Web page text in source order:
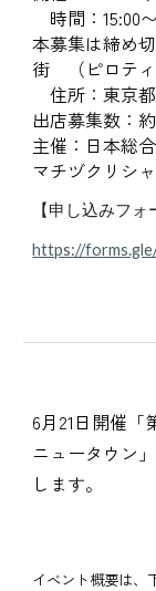
時間：15:00
本募集は締め
街 （ピロティ
住所：東京
出店募集数：
主催：日本総
マチヅクリシャ
【申し込みフォ
https://
6月21日開催
ニュータウン」
します。
イベント概要は、